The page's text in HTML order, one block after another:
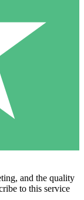
and the quality
to this service